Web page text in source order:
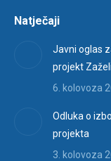
opens
Natječaji
Javni oglas
projekt
6. kolovoza
Odluka o
projekta
3. kolovoza